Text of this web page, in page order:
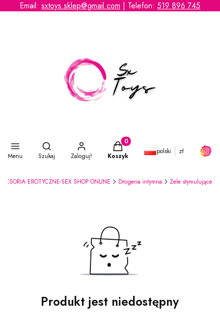
Email: sxtoys.sklep@gmail.com | Telefon: 519 896 745
Menu
Otwórz wyszukiwarkę
Szukaj Zaloguj!
Produkty w koszyku: 0. Zobacz
Koszyk
polski zł
EROTYCZNE-SEX SHOP ONLINE Drogeria intymna Żele stymulujące
Produkt jest niedostępny